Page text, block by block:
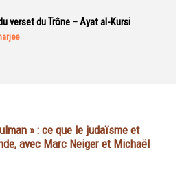
verset du Trône – Ayat al-Kursi
» : ce que le judaïsme et
avec Marc Neiger et Michaël